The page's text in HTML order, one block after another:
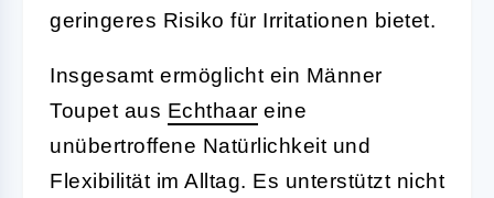
geringeres Risiko für Irritationen bietet.
Insgesamt ermöglicht ein Männer
Toupet aus Echthaar eine
unübertroffene Natürlichkeit und
Flexibilität im Alltag. Es unterstützt nicht